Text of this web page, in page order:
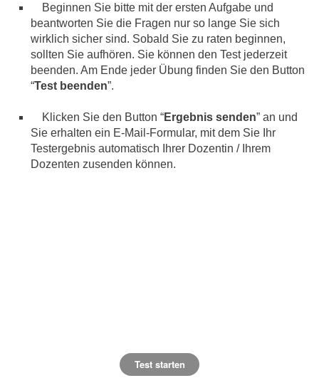
Beginnen Sie bitte mit der ersten Aufgabe und
beantworten Sie die Fragen nur so lange Sie sich
wirklich sicher sind. Sobald Sie zu raten beginnen,
sollten Sie aufhören. Sie können den Test jederzeit
beenden. Am Ende jeder Übung finden Sie den Button
“Test beenden”.
Klicken Sie den Button “Ergebnis senden” an und
Sie erhalten ein E-Mail-Formular, mit dem Sie Ihr
Testergebnis automatisch Ihrer Dozentin / Ihrem
Dozenten zusenden können.
Test starten